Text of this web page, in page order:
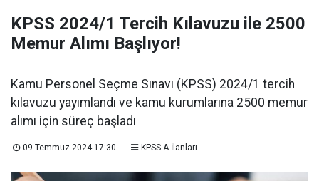
KPSS 2024/1 Tercih Kılavuzu ile 2500
Memur Alımı Başlıyor!
Kamu Personel Seçme Sınavı (KPSS) 2024/1 tercih
kılavuzu yayımlandı ve kamu kurumlarına 2500 memur
alımı için süreç başladı
09 Temmuz 2024 17:30 KPSS-A İlanları